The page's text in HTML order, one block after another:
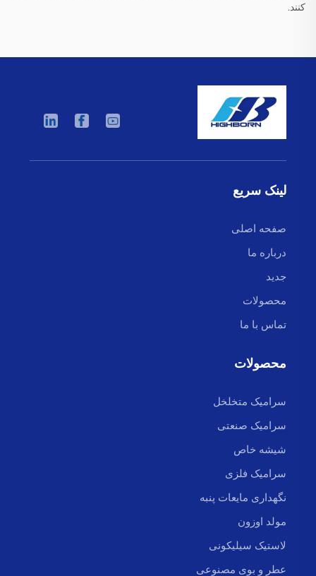
کنند.
لینک سریع
صفحه اصلی
درباره ما
جدید
محصولات
تماس با ما
محصولات
سرامیک متخلخل
سرامیک صنعتی
شیشه خاص
سرامیک فلزی
نگهداری مایعات پنبه
مولد اوزون
لاستیک سیلیکونی
عطر و بوی مصنوعی